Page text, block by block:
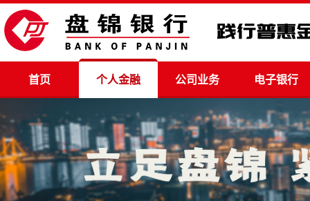
首页 个人金融 公司业务 电子银行